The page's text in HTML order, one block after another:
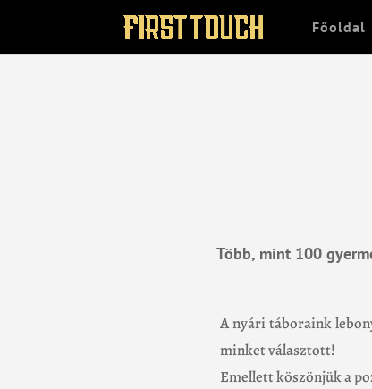
Főoldal
Több, mint 100
A nyári táboraink
minket választott!
Emellett köszönjük a